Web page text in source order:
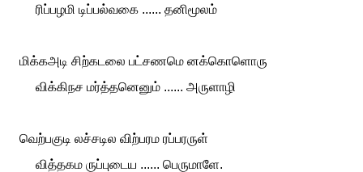
ரிப்பழமி டிப்பல்வகை ...... தனிமூலம்
மிக்கஅடி சிற்கடலை பட்சணமெ னக்கொளொரு
விக்கிநச மர்த்தனெனும் ...... அருளாழி
வெற்பகுடி லச்சடில விற்பரம ரப்பரருள்
வித்தகம ருப்புடைய ...... பெருமாளே.